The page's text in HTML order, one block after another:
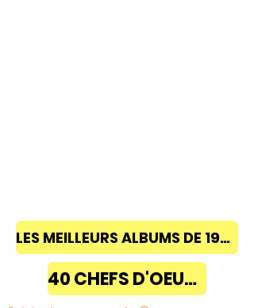
LES MEILLEURS ALBUMS DE 1968 à 2018
40 CHEFS D'OEUVRE